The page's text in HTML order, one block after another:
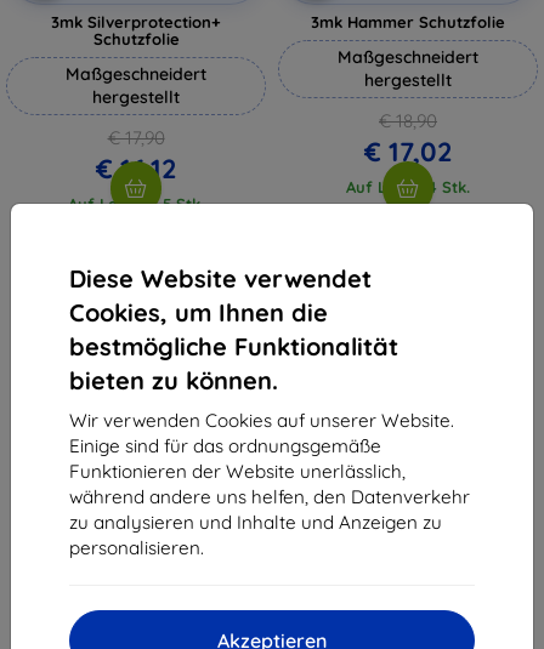
Diese Website verwendet
Cookies, um Ihnen die
bestmögliche Funktionalität
bieten zu können.
Wir verwenden Cookies auf unserer Website.
Einige sind für das ordnungsgemäße
Funktionieren der Website unerlässlich,
während andere uns helfen, den Datenverkehr
zu analysieren und Inhalte und Anzeigen zu
personalisieren.
Akzeptieren
3mk Silverprotection+
Schutzfolie
Maßgeschneidert
hergestellt
€ 17,90
€ 16,12
Auf Lager > 5 Stk.
3mk Hammer Schutzfolie
Maßgeschneidert
hergestellt
€ 18,90
€ 17,02
Auf Lager 4 Stk.
vom ganzen
Shield-Sk s.r.o.
Unternehmens-ID:
46701494